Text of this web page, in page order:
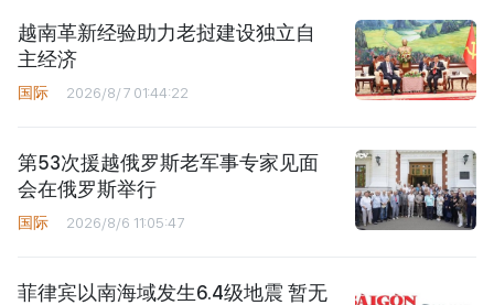
越南革新经验助力老挝建设独立自
主经济
国际 2026/8/7 01:44:22
第53次援越俄罗斯老军事专家见面
会在俄罗斯举行
国际 2026/8/6 11:05:47
菲律宾以南海域发生6.4级地震 暂无